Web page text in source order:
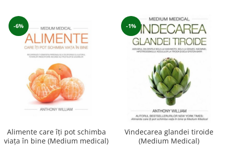
-6%
Alimente care îţi pot schimba
viaţa în bine (Medium medical)
-1%
Vindecarea glandei tiroide
(Medium Medical)